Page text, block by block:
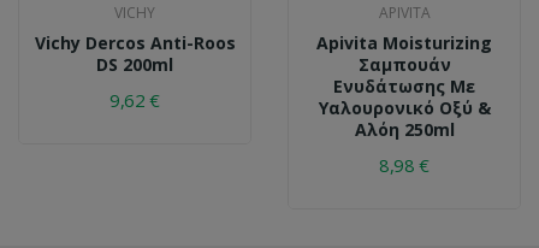
VICHY
Vichy Dercos Anti-Roos
DS 200ml
9,62 €
APIVITA
Apivita Moisturizing
Σαμπουάν
Ενυδάτωσης Με
Υαλουρονικό Οξύ &
Αλόη 250ml
8,98 €